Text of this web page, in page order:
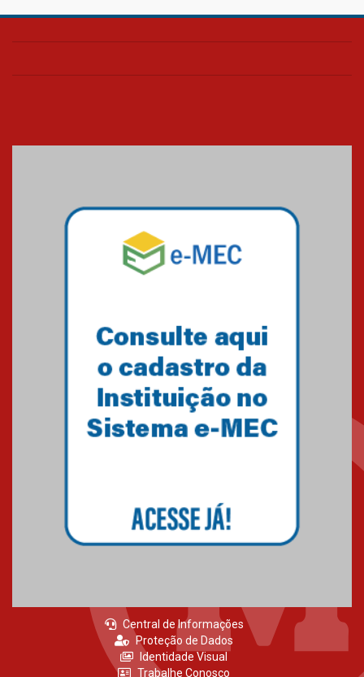
Central de Informações
Proteção de Dados
Identidade Visual
Trabalhe Conosco